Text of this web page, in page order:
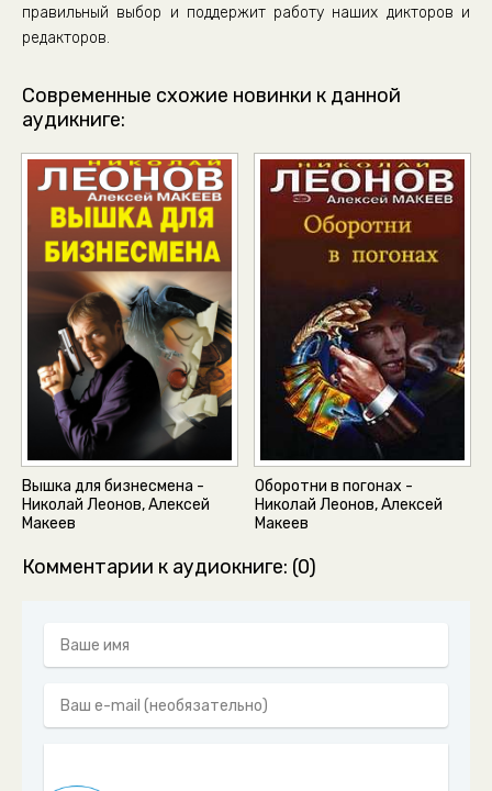
правильный выбор и поддержит работу наших дикторов и
редакторов.
Современные схожие новинки к данной
аудикниге:
Вышка для бизнесмена -
Николай Леонов, Алексей
Макеев
Оборотни в погонах -
Николай Леонов, Алексей
Макеев
Комментарии к аудиокниге: (0)